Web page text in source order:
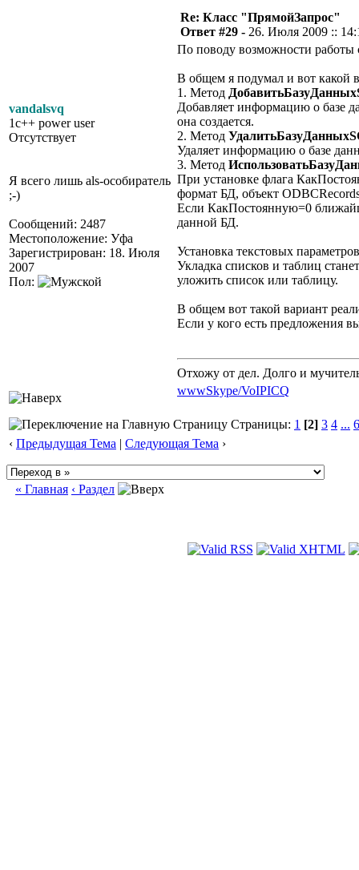
vandalsvq
1c++ power user
Отсутствует
Я всего лишь als-особиратель
;-)
Сообщений: 2487
Местоположение: Уфа
Зарегистрирован: 18. Июля
2007
Пол:
Re: Класс "ПрямойЗапрос"
Ответ #29 - 26. Июля 2009 ::
По поводу возможности работы
В общем я подумал и вот какой
1. Метод
Добавляет информацию о базе
она создается.
2. Метод
Удаляет информацию о базе
3. Метод
При установке флага
формат БД, объект
Если КакПостоянную=0
данной БД.
Установка текстовых
Укладка списков и таблиц
уложить список или таблицу.
В общем вот такой вариант
Если у кого есть предложения
Отхожу от дел. Долго и
wwwSkype/VoIPICQ
Страницы: 1 [2] 3 4 ...
‹ Предыдущая Тема | Следующая Тема ›
« Главная ‹ Раздел